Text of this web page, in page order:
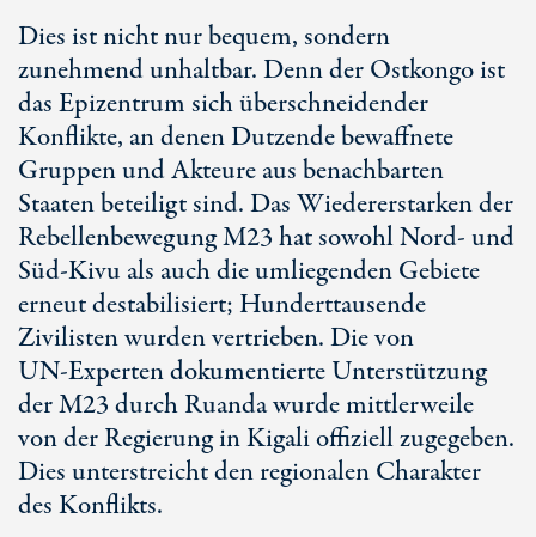
Dies ist nicht nur bequem, sondern
zunehmend unhaltbar. Denn der Ostkongo ist
das Epizentrum sich überschneidender
Konflikte, an denen Dutzende bewaffnete
Gruppen und Akteure aus benachbarten
Staaten beteiligt sind. Das Wiedererstarken der
Rebellenbewegung M23 hat sowohl Nord- und
Süd-Kivu als auch die umliegenden Gebiete
erneut destabilisiert; Hunderttausende
Zivilisten wurden vertrieben. Die von
UN-Experten dokumentierte Unterstützung
der M23 durch Ruanda wurde mittlerweile
von der Regierung in Kigali offiziell zugegeben.
Dies unterstreicht den regionalen Charakter
des Konflikts.